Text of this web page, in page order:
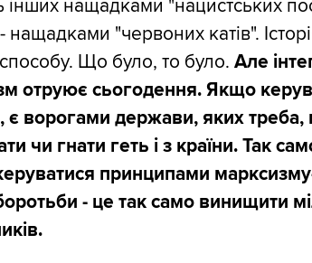
нащадками "нацистських
нащадками "червоних катів".
Що було, то було.Але
отруює сьогодення. Якщо
є ворогами держави, яких
чи гнати геть і з країни. Так
принципами
- це так само винищити